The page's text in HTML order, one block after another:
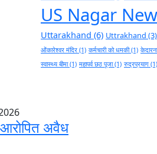
US Nagar
Uttarakhand (6) Uttrakhand (3)
ओंकारेश्वर मंदिर (1) कर्मचारी को धमकी(1)
स्वास्थ्य बीमा(1) महापर्व छठ पूजा(1) रुद्रप्रयाग (1)
अवैध